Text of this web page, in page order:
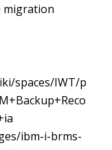
migration
spaces/IWT/p
ibm-i-brms-